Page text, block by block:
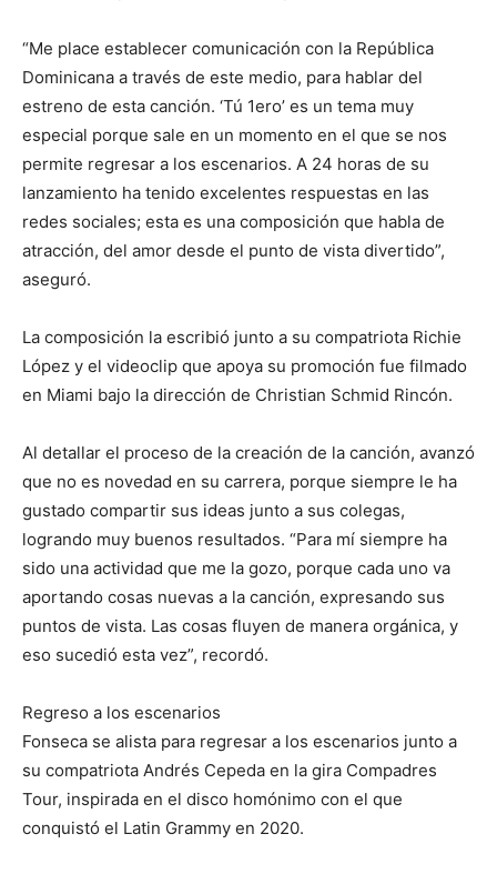
“Me place establecer comunicación con la República
Dominicana a través de este medio, para hablar del
estreno de esta canción. ‘Tú 1ero’ es un tema muy
especial porque sale en un momento en el que se nos
permite regresar a los escenarios. A 24 horas de su
lanzamiento ha tenido excelentes respuestas en las
redes sociales; esta es una composición que habla de
atracción, del amor desde el punto de vista divertido”,
aseguró.
La composición la escribió junto a su compatriota Richie
López y el videoclip que apoya su promoción fue filmado
en Miami bajo la dirección de Christian Schmid Rincón.
Al detallar el proceso de la creación de la canción, avanzó
que no es novedad en su carrera, porque siempre le ha
gustado compartir sus ideas junto a sus colegas,
logrando muy buenos resultados. “Para mí siempre ha
sido una actividad que me la gozo, porque cada uno va
aportando cosas nuevas a la canción, expresando sus
puntos de vista. Las cosas fluyen de manera orgánica, y
eso sucedió esta vez”, recordó.
Regreso a los escenarios
Fonseca se alista para regresar a los escenarios junto a
su compatriota Andrés Cepeda en la gira Compadres
Tour, inspirada en el disco homónimo con el que
conquistó el Latin Grammy en 2020.